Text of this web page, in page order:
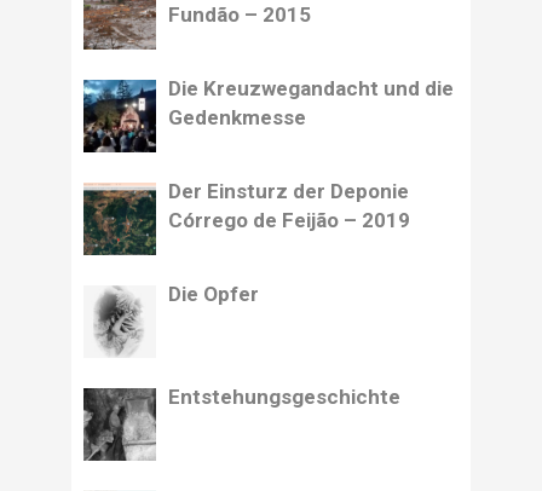
Fundão – 2015
Die Kreuzwegandacht und die
Gedenkmesse
Der Einsturz der Deponie
Córrego de Feijão – 2019
Die Opfer
Entstehungsgeschichte